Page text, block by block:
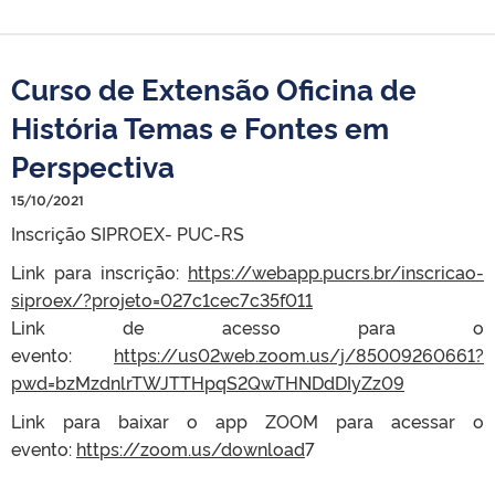
Curso de Extensão Oficina de
História Temas e Fontes em
Perspectiva
15/10/2021
Inscrição SIPROEX- PUC-RS
Link para inscrição: https://webapp.pucrs.br/inscricao-
siproex/?projeto=027c1cec7c35f011
Link de acesso para o
evento: https://us02web.zoom.us/j/85009260661?
pwd=bzMzdnlrTWJTTHpqS2QwTHNDdDIyZz09
Link para baixar o app ZOOM para acessar o
evento: https://zoom.us/download7